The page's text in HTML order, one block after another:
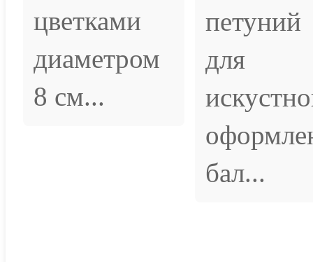
цветками
диаметром
8 см...
петуний
для
бал...